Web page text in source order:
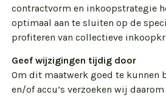
contractvorm en inkoopstrategie
optimaal aan te sluiten op de
profiteren van collectieve
Geef wijzigingen tijdig door
Om dit maatwerk goed te kunnen
en/of accu’s verzoeken wij